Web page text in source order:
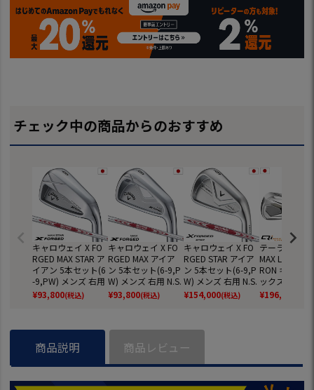
チェック中の商品からのおすすめ
キャロウェイ X FO
RGED MAX STAR ア
イアン 5本セット(6
-9,PW) メンズ 右用
N.S.PRO MODUS T
OUR 105 スチール
ブ
¥93,800(税込)
キャロウェイ X FO
RGED MAX アイア
ン 5本セット(6-9,P
W) メンズ 右用 N.S.
PRO MODUS TOUR
105 スチールシャ
¥93,800(税込)
キャロウェイ X FO
RGED STAR アイア
ン 5本セット(6-9,P
W) メンズ 右用 N.S.
PRO MODUS TOUR
105 スチールシャ
¥154,000(税込)
テーラーメイ
MAX LITE
RON キュー
ックス ライト
アン＋レスキ
本セット
¥196,900
商品説明 商品レビュー